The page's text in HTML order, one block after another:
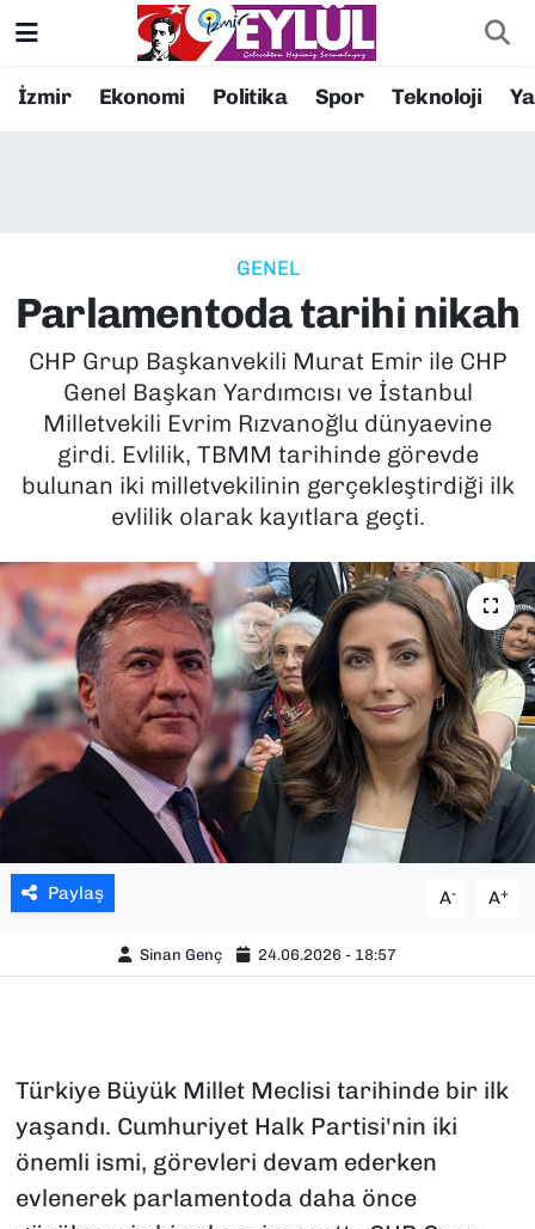
İzmir Ekonomi Politika Spor Teknoloji
GENEL
Parlamentoda tarihi nikah
CHP Grup Başkanvekili Murat Emir ile CHP
Genel Başkan Yardımcısı ve İstanbul
Milletvekili Evrim Rızvanoğlu dünyaevine
girdi. Evlilik, TBMM tarihinde görevde
bulunan iki milletvekilinin gerçekleştirdiği ilk
evlilik olarak kayıtlara geçti.
Paylaş A- A+
Sinan Genç 24.06.2026 - 18:57
Türkiye Büyük Millet Meclisi tarihinde bir ilk
yaşandı. Cumhuriyet Halk Partisi'nin iki
önemli ismi, görevleri devam ederken
evlenerek parlamentoda daha önce
Resmi İlanlar
EKONOMİ
KÜLTÜR SANAT
MAGAZİN
POLİTİKA
SAĞLIK
SPOR
TEKNOLOJİ
YAŞAM
YEREL YÖNETİMLER
Konak Nöbetçi Eczaneler
Süper Lig Puan Durumu ve Fikstür
Tüm Manşetler
Son Dakika Haberleri
Haber Arşivi